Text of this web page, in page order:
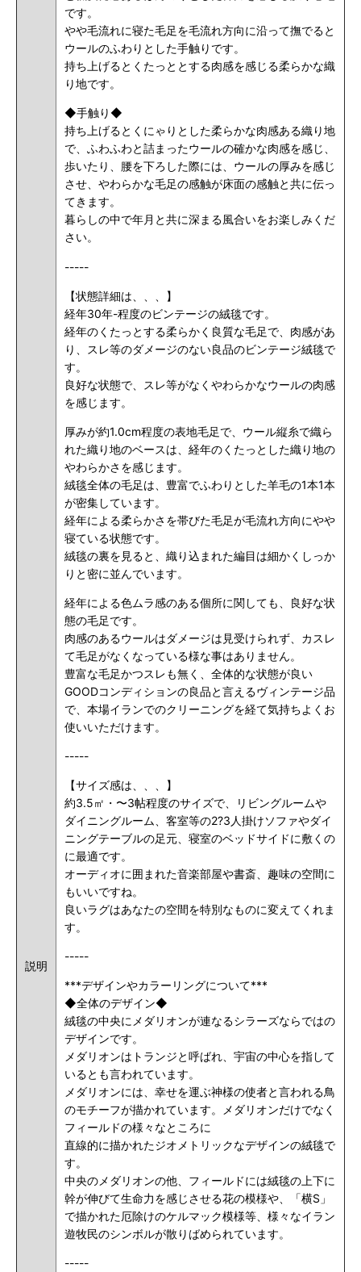
説明
です。
やや毛流れに寝た毛足を毛流れ方向に沿って撫でると
ウールのふわりとした手触りです。
持ち上げるとくたっととする肉感を感じる柔らかな織
り地です。
◆手触り◆
持ち上げるとくにゃりとした柔らかな肉感ある織り地
で、ふわふわと詰まったウールの確かな肉感を感じ、
歩いたり、腰を下ろした際には、ウールの厚みを感じ
させ、やわらかな毛足の感触が床面の感触と共に伝っ
てきます。
暮らしの中で年月と共に深まる風合いをお楽しみくだ
さい。
-----
【状態詳細は、、、】
経年30年-程度のビンテージの絨毯です。
経年のくたっとする柔らかく良質な毛足で、肉感があ
り、スレ等のダメージのない良品のビンテージ絨毯で
す。
良好な状態で、スレ等がなくやわらかなウールの肉感
を感じます。
厚みが約1.0cm程度の表地毛足で、ウール縦糸で織ら
れた織り地のベースは、経年のくたっとした織り地の
やわらかさを感じます。
絨毯全体の毛足は、豊富でふわりとした羊毛の1本1本
が密集しています。
経年による柔らかさを帯びた毛足が毛流れ方向にやや
寝ている状態です。
絨毯の裏を見ると、織り込まれた編目は細かくしっか
りと密に並んでいます。
経年による色ムラ感のある個所に関しても、良好な状
態の毛足です。
肉感のあるウールはダメージは見受けられず、カスレ
て毛足がなくなっている様な事はありません。
豊富な毛足かつスレも無く、全体的な状態が良い
GOODコンディションの良品と言えるヴィンテージ品
で、本場イランでのクリーニングを経て気持ちよくお
使いいただけます。
-----
【サイズ感は、、、】
約3.5㎡・〜3帖程度のサイズで、リビングルームや
ダイニングルーム、客室等の2?3人掛けソファやダイ
ニングテーブルの足元、寝室のベッドサイドに敷くの
に最適です。
オーディオに囲まれた音楽部屋や書斎、趣味の空間に
もいいですね。
良いラグはあなたの空間を特別なものに変えてくれま
す。
-----
***デザインやカラーリングについて***
◆全体のデザイン◆
絨毯の中央にメダリオンが連なるシラーズならではの
デザインです。
メダリオンはトランジと呼ばれ、宇宙の中心を指して
いるとも言われています。
メダリオンには、幸せを運ぶ神様の使者と言われる鳥
のモチーフが描かれています。メダリオンだけでなく
フィールドの様々なところに
直線的に描かれたジオメトリックなデザインの絨毯で
す。
中央のメダリオンの他、フィールドには絨毯の上下に
幹が伸びて生命力を感じさせる花の模様や、「横S」
で描かれた厄除けのケルマック模様等、様々なイラン
遊牧民のシンボルが散りばめられています。
-----